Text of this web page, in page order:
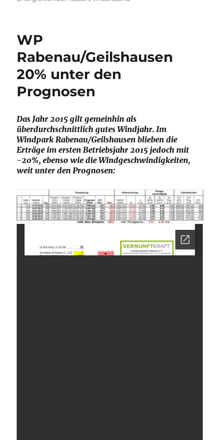
WP
Rabenau/Geilshausen
20% unter den
Prognosen
Das Jahr 2015 gilt gemeinhin als
überdurchschnittlich gutes Windjahr. Im
Windpark Rabenau/Geilshausen blieben die
Erträge im ersten Betriebsjahr 2015 jedoch mit
-20%, ebenso wie die Windgeschwindigkeiten,
weit unter den Prognosen: